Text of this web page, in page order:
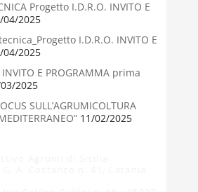
Progetto I.D.R.O. INVITO E
2025
I.D.R.O. INVITO E
2025
E PROGRAMMA prima
2025
SULL’AGRUMICOLTURA
11/02/2025